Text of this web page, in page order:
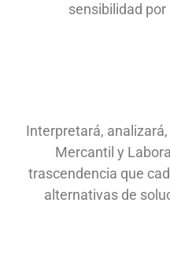
sensibilidad
Interpretará,
Mercantil y
trascendencia que
alternativas de